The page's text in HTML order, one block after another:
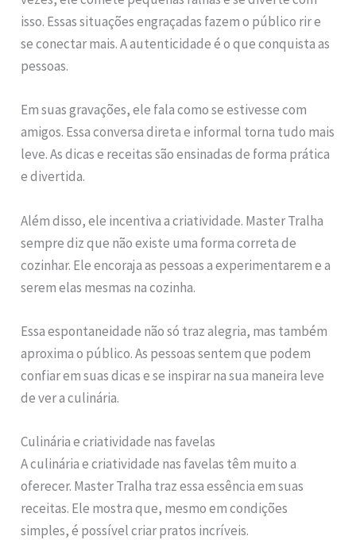
isso. Essas situações engraçadas fazem o público rir e
se conectar mais. A autenticidade é o que conquista as
pessoas.
Em suas gravações, ele fala como se estivesse com
amigos. Essa conversa direta e informal torna tudo mais
leve. As dicas e receitas são ensinadas de forma prática
e divertida.
Além disso, ele incentiva a criatividade. Master Tralha
sempre diz que não existe uma forma correta de
cozinhar. Ele encoraja as pessoas a experimentarem e a
serem elas mesmas na cozinha.
Essa espontaneidade não só traz alegria, mas também
aproxima o público. As pessoas sentem que podem
confiar em suas dicas e se inspirar na sua maneira leve
de ver a culinária.
Culinária e criatividade nas favelas
A culinária e criatividade nas favelas têm muito a
oferecer. Master Tralha traz essa essência em suas
receitas. Ele mostra que, mesmo em condições
simples, é possível criar pratos incríveis.